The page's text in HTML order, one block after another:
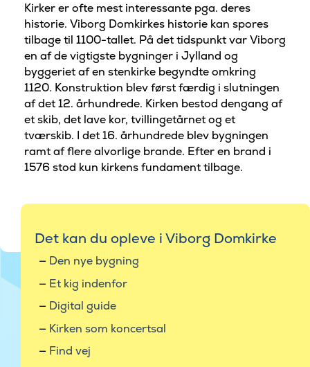
Kirker er ofte mest interessante pga. deres
historie. Viborg Domkirkes historie kan spores
tilbage til 1100-tallet. På det tidspunkt var Viborg
en af ​​de vigtigste bygninger i Jylland og
byggeriet af en stenkirke begyndte omkring
1120. Konstruktion blev først færdig i slutningen
af ​​det 12. århundrede. Kirken bestod dengang af
et skib, det lave kor, tvillingetårnet og et
tværskib. I det 16. århundrede blev bygningen
ramt af flere alvorlige brande. Efter en brand i
1576 stod kun kirkens fundament tilbage.
Det kan du opleve i Viborg Domkirke
Den nye bygning
Et kig indenfor
Digital guide
Kirken som koncertsal
Find vej